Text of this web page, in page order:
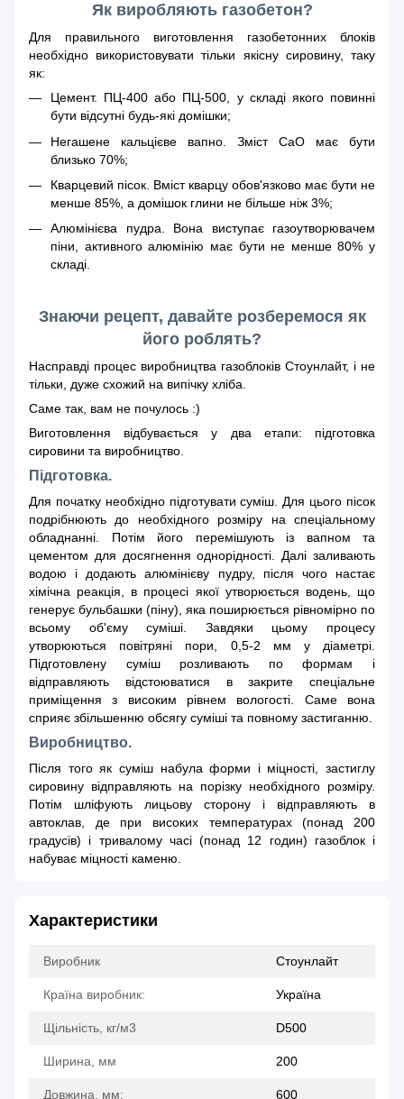
Як виробляють газобетон?
Для правильного виготовлення газобетонних блоків
необхідно використовувати тільки якісну сировину, таку
як:
Цемент. ПЦ-400 або ПЦ-500, у складі якого повинні
бути відсутні будь-які домішки;
Негашене кальцієве вапно. Зміст СаО має бути
близько 70%;
Кварцевий пісок. Вміст кварцу обов'язково має бути не
менше 85%, а домішок глини не більше ніж 3%;
Алюмінієва пудра. Вона виступає газоутворювачем
піни, активного алюмінію має бути не менше 80% у
складі.
Знаючи рецепт, давайте розберемося як
його роблять?
Насправді процес виробництва газоблоків Стоунлайт, і не
тільки, дуже схожий на випічку хліба.
Саме так, вам не почулось :)
Виготовлення відбувається у два етапи: підготовка
сировини та виробництво.
Підготовка.
Для початку необхідно підготувати суміш. Для цього пісок
подрібнюють до необхідного розміру на спеціальному
обладнанні. Потім його перемішують із вапном та
цементом для досягнення однорідності. Далі заливають
водою і додають алюмінієву пудру, після чого настає
хімічна реакція, в процесі якої утворюється водень, що
генерує бульбашки (піну), яка поширюється рівномірно по
всьому об'єму суміші. Завдяки цьому процесу
утворюються повітряні пори, 0,5-2 мм у діаметрі.
Підготовлену суміш розливають по формам і
відправляють відстоюватися в закрите спеціальне
приміщення з високим рівнем вологості. Саме вона
сприяє збільшенню обсягу суміші та повному застиганню.
Виробництво.
Після того як суміш набула форми і міцності, застиглу
сировину відправляють на порізку необхідного розміру.
Потім шліфують лицьову сторону і відправляють в
автоклав, де при високих температурах (понад 200
градусів) і тривалому часі (понад 12 годин) газоблок і
набуває міцності каменю.
Характеристики
Виробник Стоунлайт
Країна виробник: Україна
Щільність, кг/м3 D500
Ширина, мм 200
Довжина, мм: 600